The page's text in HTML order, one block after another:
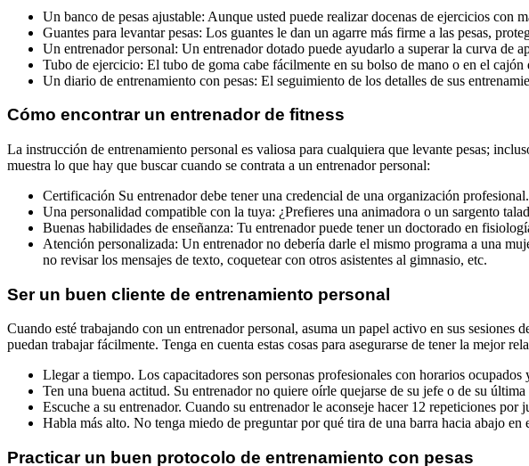
Un banco de pesas ajustable: Aunque usted puede realizar docenas de ejercicios con
Guantes para levantar pesas: Los guantes le dan un agarre más firme a las pesas,
Un entrenador personal: Un entrenador dotado puede ayudarlo a superar la curva de
Tubo de ejercicio: El tubo de goma cabe fácilmente en su bolso de mano o en el
Un diario de entrenamiento con pesas: El seguimiento de los detalles de sus
Cómo encontrar un entrenador de fitness
La instrucción de entrenamiento personal es valiosa para cualquiera que levante pesas;
muestra lo que hay que buscar cuando se contrata a un entrenador personal:
Certificación Su entrenador debe tener una credencial de una organización profesional.
Una personalidad compatible con la tuya: ¿Prefieres una animadora o un sargento
Buenas habilidades de enseñanza: Tu entrenador puede tener un doctorado en
Atención personalizada: Un entrenador no debería darle el mismo programa a una
no revisar los mensajes de texto, coquetear con otros asistentes al gimnasio, etc.
Ser un buen cliente de entrenamiento personal
Cuando esté trabajando con un entrenador personal, asuma un papel activo en sus
puedan trabajar fácilmente. Tenga en cuenta estas cosas para asegurarse de tener la mejor
Llegar a tiempo. Los capacitadores son personas profesionales con horarios
Ten una buena actitud. Su entrenador no quiere oírle quejarse de su jefe o de su
Escuche a su entrenador. Cuando su entrenador le aconseje hacer 12 repeticiones
Habla más alto. No tenga miedo de preguntar por qué tira de una barra hacia abajo
Practicar un buen protocolo de entrenamiento con pesas